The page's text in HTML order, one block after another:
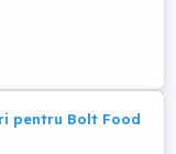
clienti - livrezi
- comunici
pentru Bolt Food